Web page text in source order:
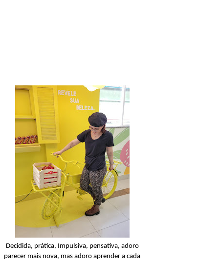
Condicionador
Açucarando: Shampoo
Condicionador Novex
Decidida, prática, Impulsiva, pensativa, adoro
parecer mais nova, mas adoro aprender a cada